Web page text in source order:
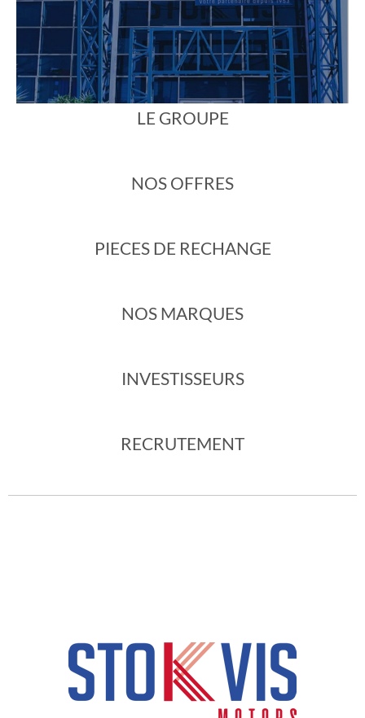
LE GROUPE
NOS OFFRES
PIECES DE RECHANGE
NOS MARQUES
INVESTISSEURS
RECRUTEMENT